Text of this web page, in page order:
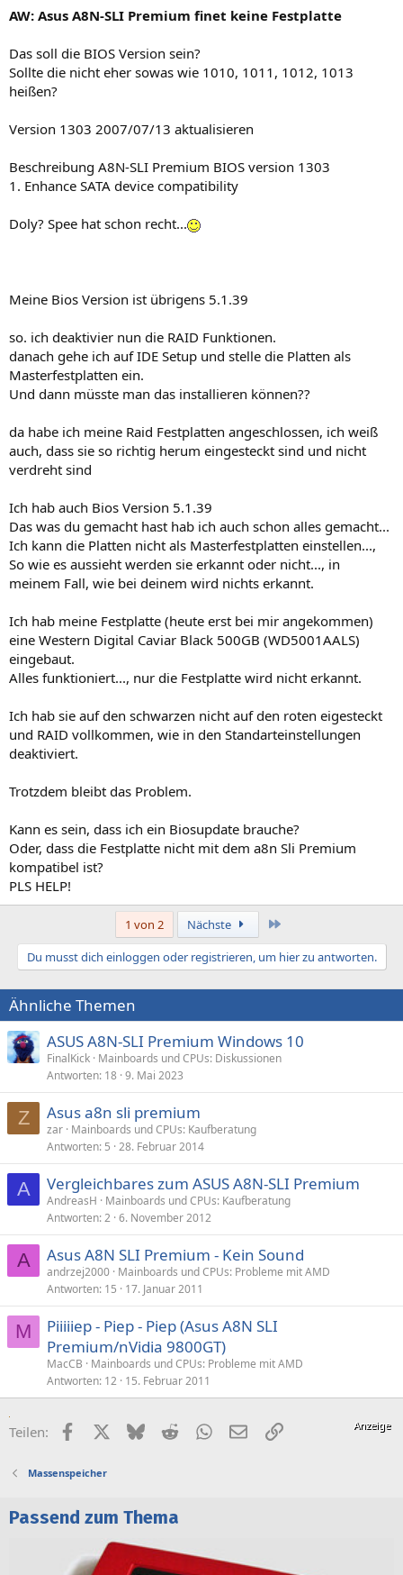
AW: Asus A8N-SLI Premium finet keine Festplatte
Das soll die BIOS Version sein?
Sollte die nicht eher sowas wie 1010, 1011, 1012, 1013
heißen?
Version 1303 2007/07/13 aktualisieren
Beschreibung A8N-SLI Premium BIOS version 1303
1. Enhance SATA device compatibility
Doly? Spee hat schon recht...
Meine Bios Version ist übrigens 5.1.39
so. ich deaktivier nun die RAID Funktionen.
danach gehe ich auf IDE Setup und stelle die Platten als
Masterfestplatten ein.
Und dann müsste man das installieren können??
da habe ich meine Raid Festplatten angeschlossen, ich weiß
auch, dass sie so richtig herum eingesteckt sind und nicht
verdreht sind
Ich hab auch Bios Version 5.1.39
Das was du gemacht hast hab ich auch schon alles gemacht...
Ich kann die Platten nicht als Masterfestplatten einstellen...,
So wie es aussieht werden sie erkannt oder nicht..., in
meinem Fall, wie bei deinem wird nichts erkannt.
Ich hab meine Festplatte (heute erst bei mir angekommen)
eine Western Digital Caviar Black 500GB (WD5001AALS)
eingebaut.
Alles funktioniert..., nur die Festplatte wird nicht erkannt.
Ich hab sie auf den schwarzen nicht auf den roten eigesteckt
und RAID vollkommen, wie in den Standarteinstellungen
deaktiviert.
Trotzdem bleibt das Problem.
Kann es sein, dass ich ein Biosupdate brauche?
Oder, dass die Festplatte nicht mit dem a8n Sli Premium
kompatibel ist?
PLS HELP!
1 von 2 Nächste
Du musst dich einloggen oder registrieren, um hier zu antworten.
Ähnliche Themen
ASUS A8N-SLI Premium Windows 10
FinalKick Mainboards und CPUs: Diskussionen
Antworten 18 9. Mai 2023
Z Asus a8n sli premium
zar Mainboards und CPUs: Kaufberatung
Antworten 5 28. Februar 2014
A Vergleichbares zum ASUS A8N-SLI Premium
AndreasH
Mainboards und CPUs: Kaufberatung
Antworten 2 6. November 2012
A Asus A8N SLI Premium - Kein Sound
andrzej2000 Mainboards und CPUs: Probleme mit AMD
Antworten 15 17. Januar 2011
M
Piiiiiep - Piep - Piep (Asus A8N SLI
Premium/nVidia 9800GT)
MacCB
Mainboards und CPUs: Probleme mit AMD
Antworten 12 15. Februar 2011
Teilen: FacebookX (Twitter)
BlueskyRedditWhatsApp
E-MailLink
Massenspeicher
Passend zum Thema